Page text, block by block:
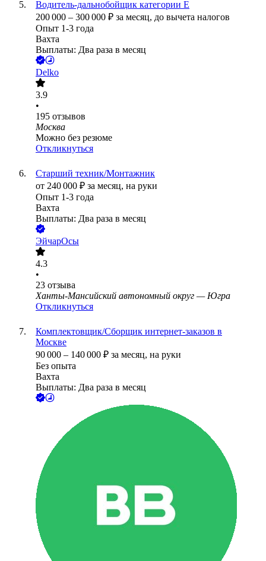
Водитель-дальнобойщик категории Е
200 000 – 300 000 ₽ за месяц, до вычета налогов
Опыт 1-3 года
Вахта
Выплаты: Два раза в месяц
Delko
3.9
•
195 отзывов
Москва
Можно без резюме
Откликнуться
Старший техник/Монтажник
от 240 000 ₽ за месяц, на руки
Опыт 1-3 года
Вахта
Выплаты: Два раза в месяц
ЭйчарОсы
4.3
•
23 отзыва
Ханты-Мансийский автономный округ — Югра
Откликнуться
Комплектовщик/Сборщик интернет-заказов в
Москве
90 000 – 140 000 ₽ за месяц, на руки
Без опыта
Вахта
Выплаты: Два раза в месяц